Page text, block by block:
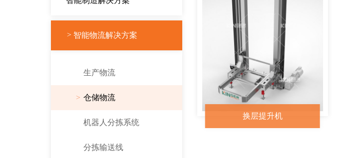
智能物流解决方案
生产物流
仓储物流
机器人分拣系统
分拣输送线
换层提升机